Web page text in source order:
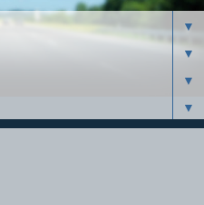
▼
▼
▼
▼